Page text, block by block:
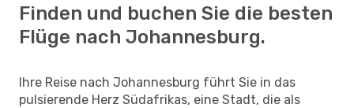
Finden und buchen Sie die besten
Flüge nach Johannesburg.
Ihre Reise nach Johannesburg führt Sie in das
pulsierende Herz Südafrikas, eine Stadt, die als